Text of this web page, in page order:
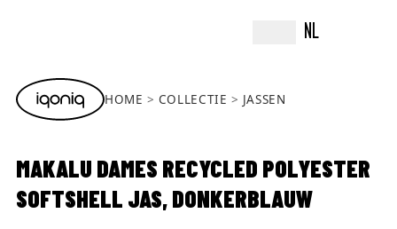
NL
HOME COLLECTIE JASSEN
MAKALU DAMES RECYCLED POLYESTER
SOFTSHELL JAS, DONKERBLAUW